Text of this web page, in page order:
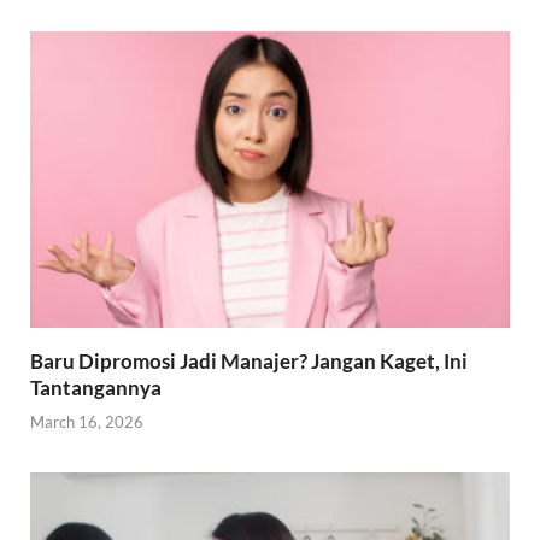
Baru Dipromosi Jadi Manajer? Jangan Kaget, Ini
Tantangannya
March 16, 2026